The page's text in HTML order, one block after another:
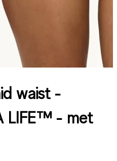
waist -
LIFE™ - met